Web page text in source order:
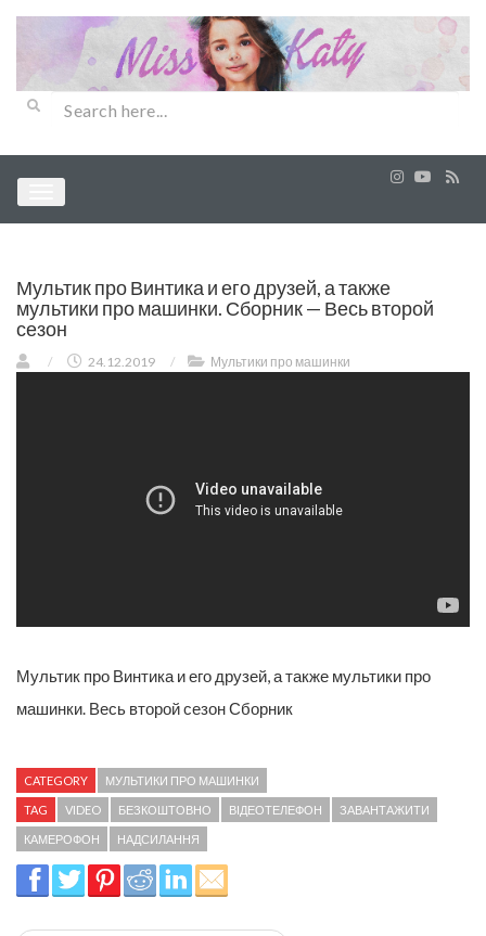
Мультик про Винтика и его друзей, а также
мультики про машинки. Сборник — Весь второй
сезон
/ 24.12.2019 / Мультики про машинки
Мультик про Винтика и его друзей, а также мультики про
машинки. Весь второй сезон Сборник
CATEGORY МУЛЬТИКИ ПРО МАШИНКИ
TAG VIDEO БЕЗКОШТОВНО ВІДЕОТЕЛЕФОН ЗАВАНТАЖИТИ
КАМЕРОФОН НАДСИЛАННЯ